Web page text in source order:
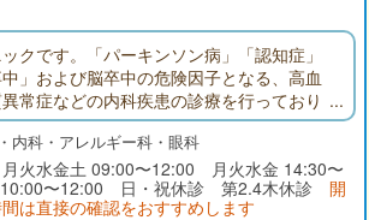
クです。「パーキンソン病」「認知症」
中」および脳卒中の危険因子となる、高血
常症などの内科疾患の診療を行っており
害、物忘れなどの症状のある方はご相談
道「船橋日大前」東口駅前（くすりの福
備。神経内科専門医、指導医。頭痛専門
会認定内科医。眼科学会専門医。
内科・アレルギー科・眼科
火水金土 09:00〜12:00 月火水金 14:30〜
〜12:00 日・祝休診 第2.4木休診 開
は直接の確認をおすすめします